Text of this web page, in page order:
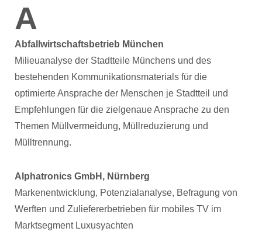
A
Abfallwirtschaftsbetrieb München
Milieuanalyse der Stadtteile Münchens und des
bestehenden Kommunikationsmaterials für die
optimierte Ansprache der Menschen je Stadtteil und
Empfehlungen für die zielgenaue Ansprache zu den
Themen Müllvermeidung, Müllreduzierung und
Mülltrennung.
Alphatronics GmbH, Nürnberg
Markenentwicklung, Potenzialanalyse, Befragung von
Werften und Zuliefererbetrieben für mobiles TV im
Marktsegment Luxusyachten